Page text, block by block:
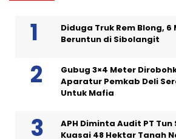
Diduga Truk Rem Blong,
Beruntun di Sibolangit
Gubug 3×4 Meter
Aparatur Pemkab Deli
Untuk Mafia
APH Diminta Audit PT
Kuasai 48 Hektar Tanah